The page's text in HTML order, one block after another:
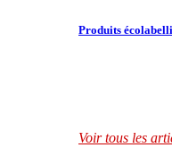
Produits
Voir tous les